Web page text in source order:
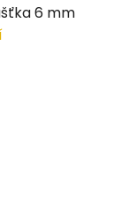
6 mm